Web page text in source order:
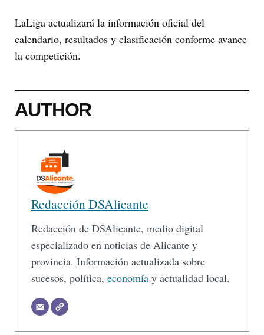
LaLiga actualizará la información oficial del
calendario, resultados y clasificación conforme avance
la competición.
AUTHOR
Redacción DSAlicante
Redacción de DSAlicante, medio digital
especializado en noticias de Alicante y
provincia. Información actualizada sobre
sucesos, política, economía y actualidad local.